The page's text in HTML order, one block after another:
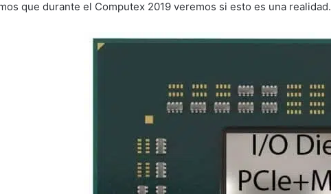
que durante el Computex 2019 veremos si esto es una realidad.